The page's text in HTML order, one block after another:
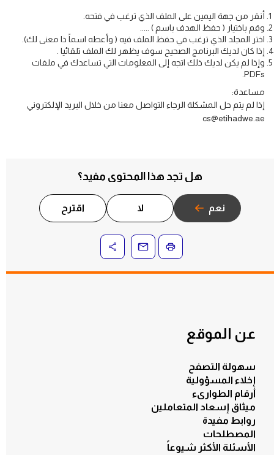
أنقر من جهة اليمين على الملف الذي ترغب في فتحه.
وقم باختيار ( حفظ الهدف باسم ) .....
اختر المجلد الذي ترغب في حفظ الملف فيه ( وأعطه اسماً ذا معنى لك).
إذا كان لديك البرنامج الصحيح سوف يظهر لك الملف تلقائيا .
وإذا لم يكن لديك ذلك اتجه إلى المعلومات التي تساعدك في ملفات
PDFs.
مساعدة:
إذا لم يتم حل المشكلة الرجاء التواصل معنا من خلال البريد الإلكتروني
cs@etihadwe.ae
هل تجد هذا المحتوى مفيد؟
نعم لا اقترح
عن الموقع
سهولة التصفح
إخلاء المسؤولية
أرقام الطوارىء
ميثاق إسعاد المتعاملين
روابط مفيدة
المصطلحات
الأسئلة الأكثر شيوعاً